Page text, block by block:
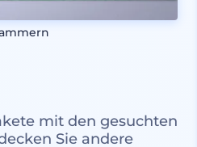
mit den gesuchten
Sie andere